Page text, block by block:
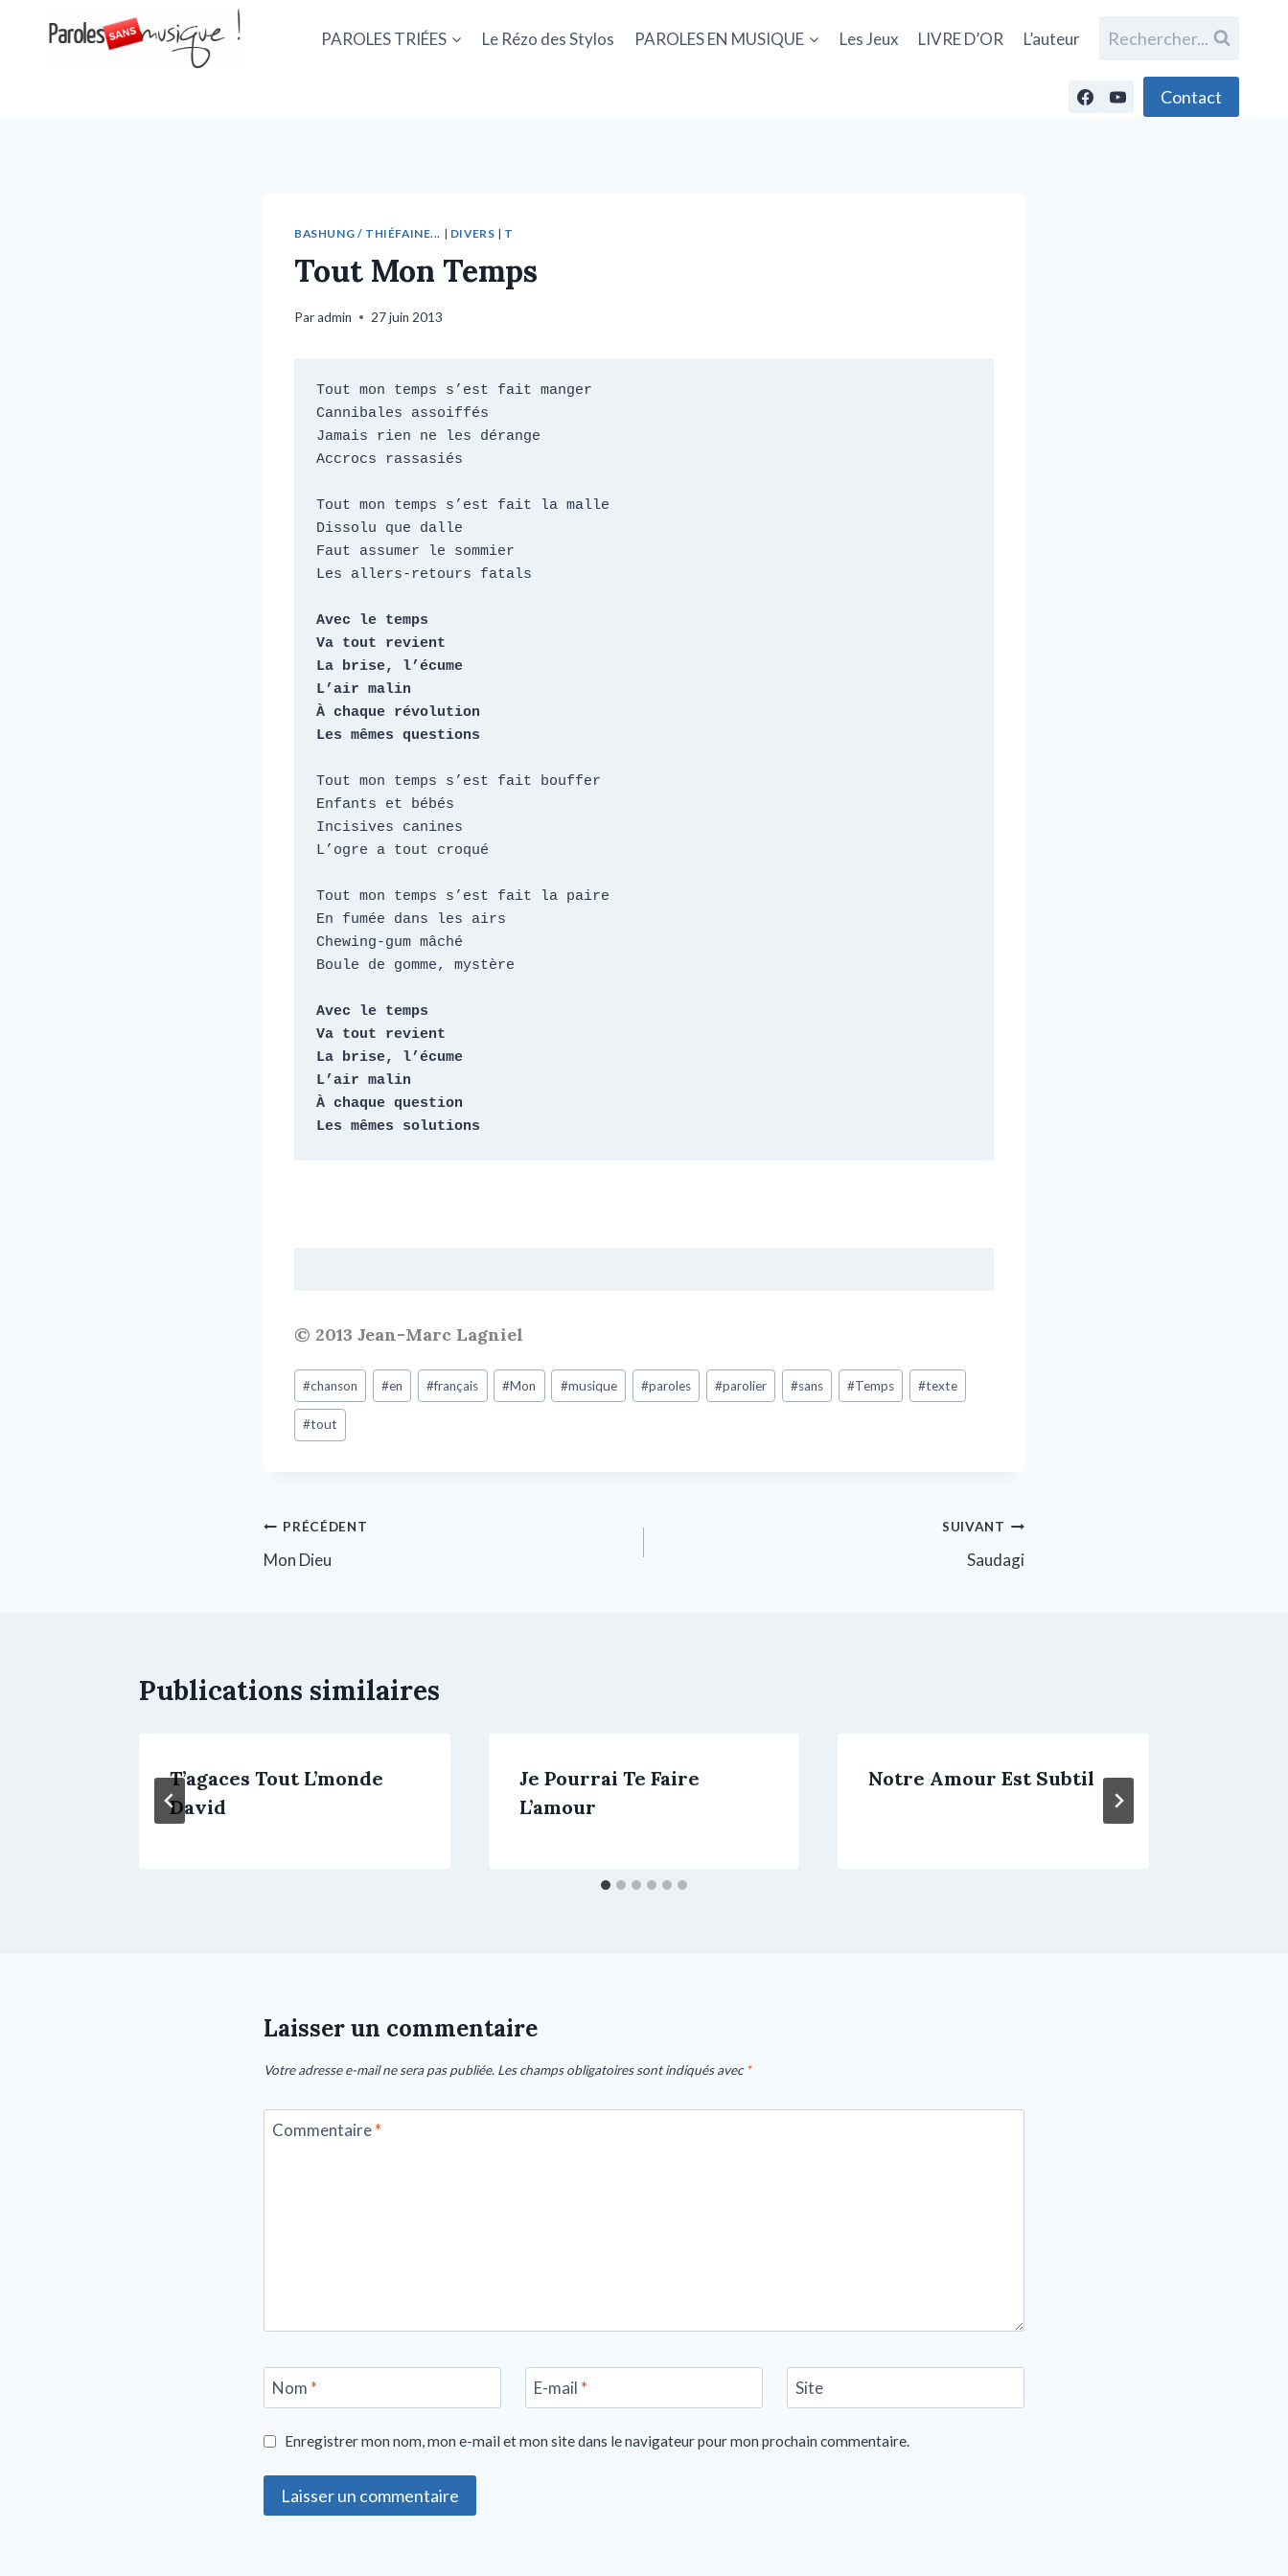
PAROLES TRIÉES Le Rézo des Stylos PAROLES EN MUSIQUE Les Jeux LIVRE D’OR L’auteur Rechercher...
Contact
BASHUNG / THIÉFAINE... | DIVERS | T
Tout Mon Temps
Paradmin 27 juin 2013
Tout mon temps s’est fait manger
Cannibales assoiffés
Jamais rien ne les dérange
Accrocs rassasiés
Tout mon temps s’est fait la malle
Dissolu que dalle
Faut assumer le sommier
Les allers-retours fatals
Avec le temps
Va tout revient
La brise, l’écume
L’air malin
À chaque révolution
Les mêmes questions
Tout mon temps s’est fait bouffer
Enfants et bébés
Incisives canines
L’ogre a tout croqué
Tout mon temps s’est fait la paire
En fumée dans les airs
Chewing-gum mâché
Boule de gomme, mystère
Avec le temps
Va tout revient
La brise, l’écume
L’air malin
À chaque question
Les mêmes solutions
© 2013 Jean-Marc Lagniel
#chanson #en #français #Mon #musique #paroles #parolier #sans #Temps #texte
#tout
PRÉCÉDENT
Mon Dieu
SUIVANT
Saudagi
Publications similaires
T’agaces Tout L’monde
David
Je Pourrai Te Faire
L’amour
Notre Amour Est Subtil
Laisser un commentaire
Votre adresse e-mail ne sera pas publiée. Les champs obligatoires sont indiqués avec*
Commentaire*
Nom * E-mail * Site
Enregistrer mon nom, mon e-mail et mon site dans le navigateur pour mon prochain commentaire.